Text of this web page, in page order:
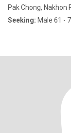
Pak Chong, Nakhon
Seeking: Male 61 -